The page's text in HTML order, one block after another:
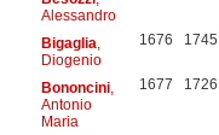
Alessandro
Bigaglia
Diogenio
1676 1745
Bononcini,
Antonio
Maria
1677 1726